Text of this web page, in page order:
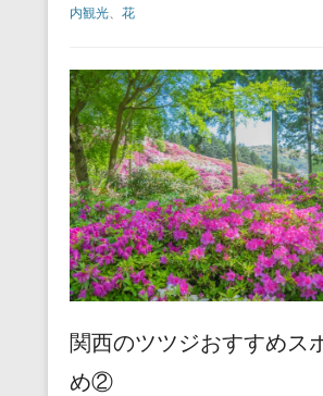
c
b
o
o
k
st
内観光、 花
関西のツツジおすすめス
め②